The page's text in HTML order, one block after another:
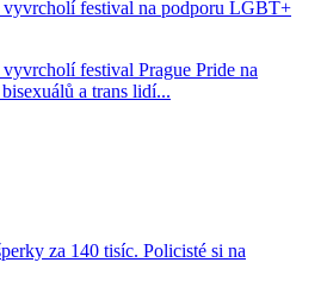
festival na podporu LGBT+
festival Prague Pride na
a trans lidí...
za 140 tisíc. Policisté si na